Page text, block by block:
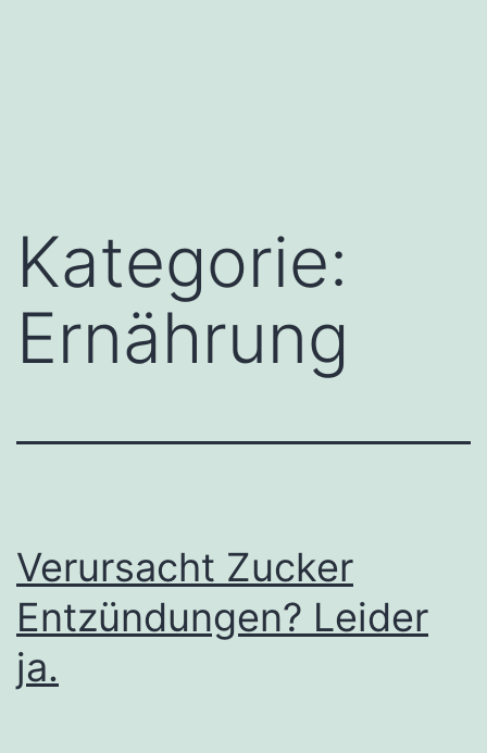
Kategorie:
Ernährung
Verursacht Zucker
Entzündungen? Leider
ja.